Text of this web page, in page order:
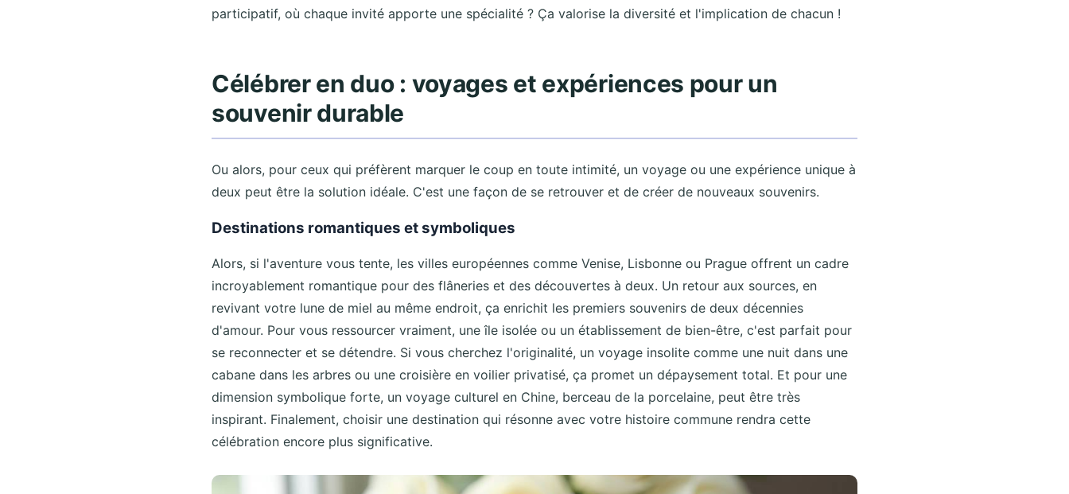
participatif, où chaque invité apporte une spécialité ? Ça valorise la diversité et l'implication de chacun !
Célébrer en duo : voyages et expériences pour un
souvenir durable
Ou alors, pour ceux qui préfèrent marquer le coup en toute intimité, un voyage ou une expérience unique à
deux peut être la solution idéale. C'est une façon de se retrouver et de créer de nouveaux souvenirs.
Destinations romantiques et symboliques
Alors, si l'aventure vous tente, les villes européennes comme Venise, Lisbonne ou Prague offrent un cadre
incroyablement romantique pour des flâneries et des découvertes à deux. Un retour aux sources, en
revivant votre lune de miel au même endroit, ça enrichit les premiers souvenirs de deux décennies
d'amour. Pour vous ressourcer vraiment, une île isolée ou un établissement de bien-être, c'est parfait pour
se reconnecter et se détendre. Si vous cherchez l'originalité, un voyage insolite comme une nuit dans une
cabane dans les arbres ou une croisière en voilier privatisé, ça promet un dépaysement total. Et pour une
dimension symbolique forte, un voyage culturel en Chine, berceau de la porcelaine, peut être très
inspirant. Finalement, choisir une destination qui résonne avec votre histoire commune rendra cette
célébration encore plus significative.